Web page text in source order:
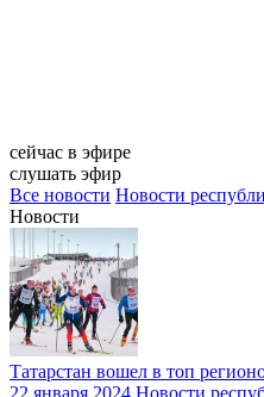
сейчас в эфире
слушать эфир
Все новости Новости
Новости
Татарстан вошел в топ